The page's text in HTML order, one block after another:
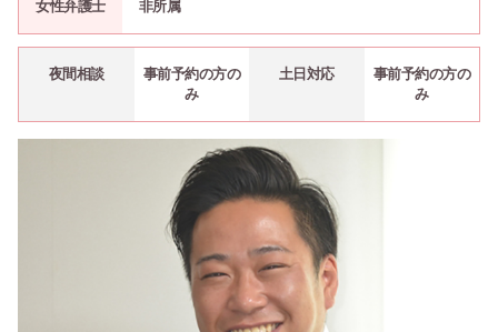
女性弁護士 非所属
夜間相談
事前予約の方の
み
土日対応
事前予約の方の
み